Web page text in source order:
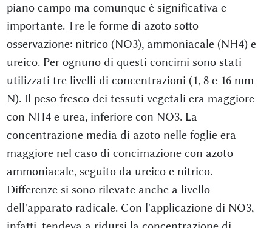
piano campo ma comunque è significativa e
importante. Tre le forme di azoto sotto
osservazione: nitrico (NO3), ammoniacale (NH4) e
ureico. Per ognuno di questi concimi sono stati
utilizzati tre livelli di concentrazioni (1, 8 e 16 mm
N). Il peso fresco dei tessuti vegetali era maggiore
con NH4 e urea, inferiore con NO3. La
concentrazione media di azoto nelle foglie era
maggiore nel caso di concimazione con azoto
ammoniacale, seguito da ureico e nitrico.
Differenze si sono rilevate anche a livello
dell'apparato radicale. Con l'applicazione di NO3,